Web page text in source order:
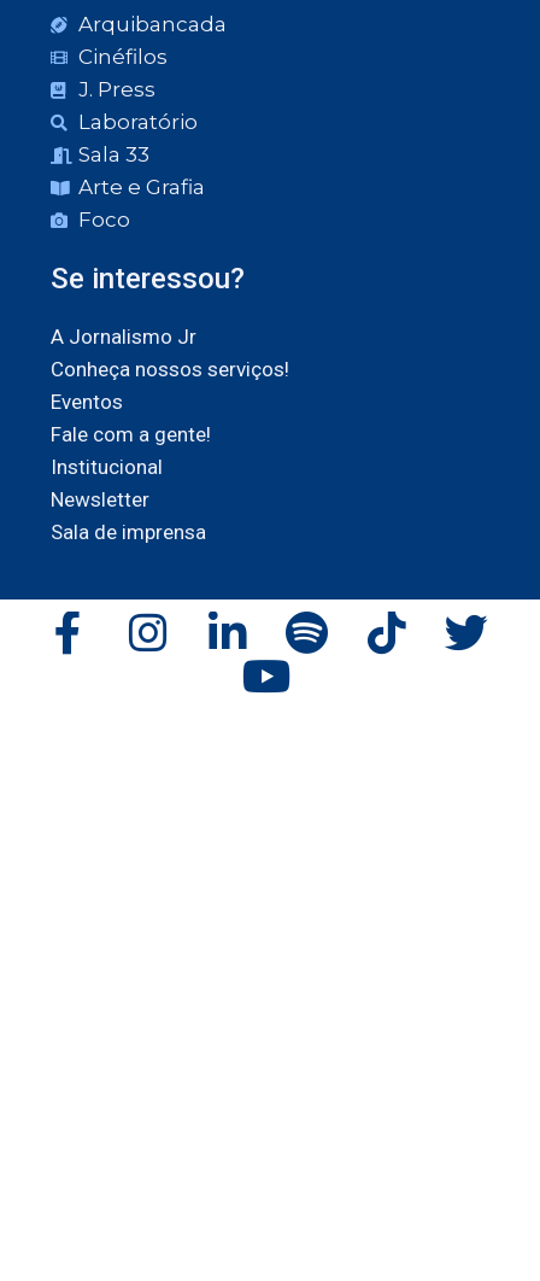
Arquibancada
Cinéfilos
J. Press
Laboratório
Sala 33
Arte e Grafia
Foco
Se interessou?
A Jornalismo Jr
Conheça nossos serviços!
Eventos
Fale com a gente!
Institucional
Newsletter
Sala de imprensa